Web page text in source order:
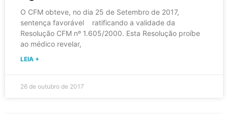
O CFM obteve, no dia 25 de Setembro de 2017,
sentença favorável ratificando a validade da
Resolução CFM nº 1.605/2000. Esta Resolução proíbe
ao médico revelar,
LEIA +
26 de outubro de 2017